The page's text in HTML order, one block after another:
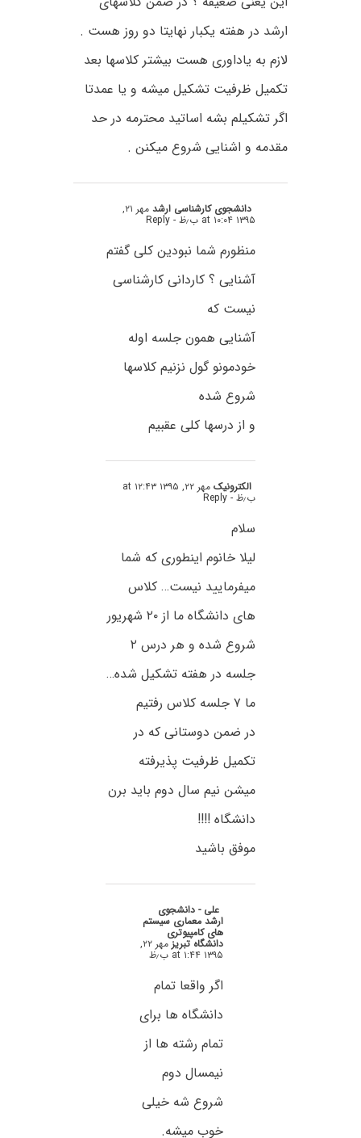
ارشد در هفته یکبار نهایتا دو روز هست .
لازم به یاداوری هست بیشتر کلاسها بعد
تکمیل ظرفیت تشکیل میشه و یا عمدتا
اگر تشکیلم بشه اساتید محترمه در حد
مقدمه و اشنایی شروع میکنن .
دانشجوی کارشناسی ارشد مهر ۲۱,
۱۳۹۵ at ۱۰:۰۴ ب٫ظ - Reply
منظورم شما نبودین کلی گفتم
آشنایی ؟ کاردانی کارشناسی
نیست که
آشنایی همون جلسه اوله
خودمونو گول نزنیم کلاسها
شروع شده
و از درسها کلی عقبیم
الکترونیک مهر ۲۲, ۱۳۹۵ at ۱۲:۴۳
ب٫ظ - Reply
سلام
لیلا خانوم اینطوری که شما
میفرمایید نیست… کلاس
های دانشگاه ما از ۲۰ شهریور
شروع شده و هر درس ۲
جلسه در هفته تشکیل شده…
ما ۷ جلسه کلاس رفتیم
در ضمن دوستانی که در
تکمیل ظرفیت پذیرفته
میشن نیم سال دوم باید برن
دانشگاه !!!!
موفق باشید
علی - دانشجوی
ارشد معماری سیستم
های کامپیوتری
دانشگاه تبریز مهر ۲۲,
۱۳۹۵ at ۱:۴۴ ب٫ظ
اگر واقعا تمام
دانشگاه ها برای
تمام رشته ها از
نیمسال دوم
شروع شه خیلی
خوب میشه.